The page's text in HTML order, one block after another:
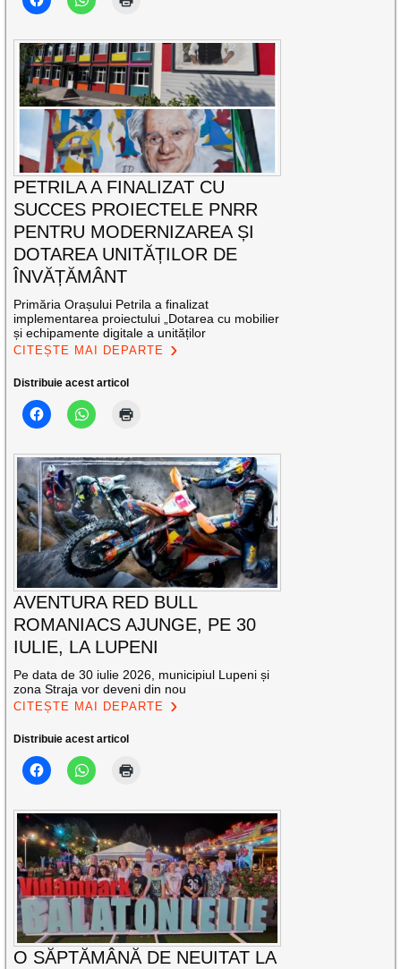
PETRILA A FINALIZAT CU
SUCCES PROIECTELE PNRR
PENTRU MODERNIZAREA ȘI
DOTAREA UNITĂȚILOR DE
ÎNVĂȚĂMÂNT
Primăria Orașului Petrila a finalizat
implementarea proiectului „Dotarea cu mobilier
și echipamente digitale a unităților
CITEȘTE MAI DEPARTE
Distribuie acest articol
AVENTURA RED BULL
ROMANIACS AJUNGE, PE 30
IULIE, LA LUPENI
Pe data de 30 iulie 2026, municipiul Lupeni și
zona Straja vor deveni din nou
CITEȘTE MAI DEPARTE
Distribuie acest articol
O SĂPTĂMÂNĂ DE NEUITAT LA